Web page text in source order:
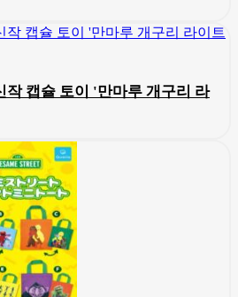
작 캡슐 토이 '만마루 개구리 라